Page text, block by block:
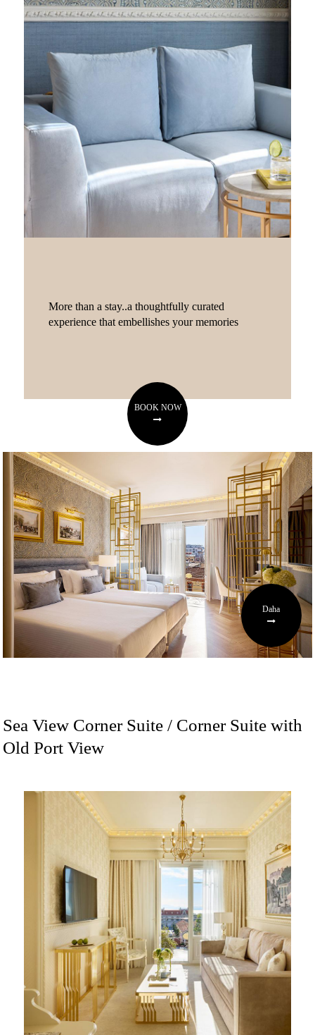
More than a stay..a thoughtfully curated
experience that embellishes your memories
BOOK NOW
Daha
Sea View Corner Suite / Corner Suite with
Old Port View